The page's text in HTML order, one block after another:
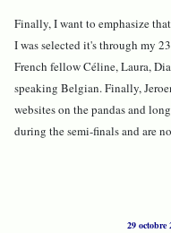
Finally, I want to emphasize
I was selected it's through my
French fellow Céline, Laura,
speaking Belgian. Finally,
websites on the pandas and
during the semi-finals and are
29